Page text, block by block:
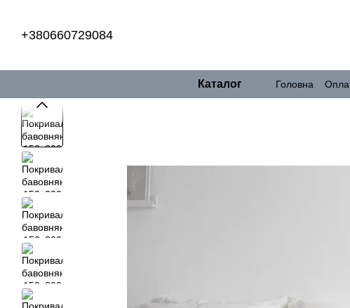
+380660729084
Каталог Головна